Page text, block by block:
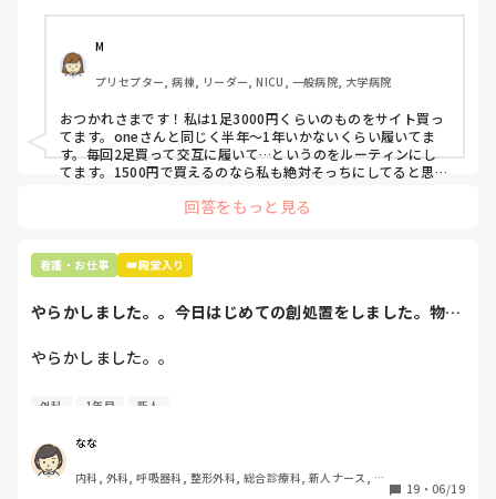
半年〜1年未満で交換しています。
職場の人が「ナースシューズに3000円以上は出せない」っ
て言ってて、わたしの倍額は出せるのか！とびっくりしたの
で、世の皆さんはどうなのかなと…🤔
M
プリセプター, 病棟, リーダー, NICU, 一般病院, 大学病院
おつかれさまです！私は1足3000円くらいのものをサイト買っ
てます。oneさんと同じく半年〜1年いかないくらい履いてま
す。毎回2足買って交互に履いて…というのをルーティンにし
てます。1500円で買えるのなら私も絶対そっちにしてると思う
回答をもっと見る
看護・お仕事 👑殿堂入り
やらかしました。。今日はじめての創処置をしました。物品
やらかしました。。
今日はじめての創処置をしました。
ゴミと一緒に、ノリで鑷子達を捨てました。。
患者に使用した物品は使い捨て、という認識が頭の中にあっ
て…。
外科 1年目 新人
なな
内科, 外科, 呼吸器科, 整形外科, 総合診療科, 新人ナース, 脳
19 ・ 06/19